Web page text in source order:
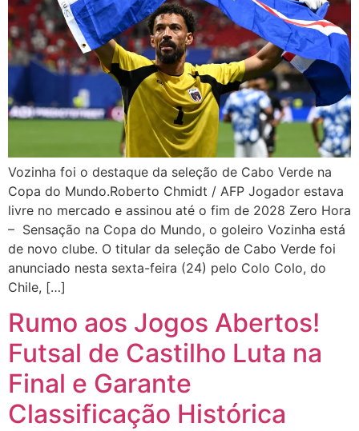
Vozinha foi o destaque da seleção de Cabo Verde na
Copa do Mundo.Roberto Chmidt / AFP Jogador estava
livre no mercado e assinou até o fim de 2028 Zero Hora
– Sensação na Copa do Mundo, o goleiro Vozinha está
de novo clube. O titular da seleção de Cabo Verde foi
anunciado nesta sexta-feira (24) pelo Colo Colo, do
Chile, […]
Rumo aos Jogos Abertos!
Futsal de Castilho Luta na
Final e Garante
Classificação Histórica